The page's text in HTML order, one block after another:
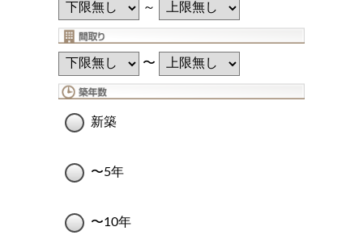
～
〜
新築
〜5年
〜10年